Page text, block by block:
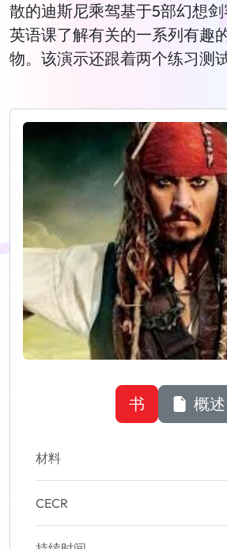
散的迪斯尼乘驾基于5部幻想
英语课了解有关的一系列有趣
物。该演示还跟着两个练习测
书 概述
材料
CECR